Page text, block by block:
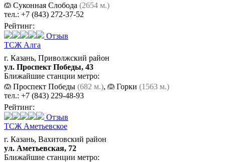
Суконная Слобода (2654 м.)
тел.: +7 (843) 272-37-52
Рейтинг:
Отзыв
ТСЖ Алга
г. Казань, Приволжский район
ул. Проспект Победы, 43
Ближайшие станции метро:
Проспект Победы (682 м.), Горки (1563 м.)
тел.: +7 (843) 229-48-93
Рейтинг:
Отзыв
ТСЖ Аметьевское
г. Казань, Вахитовский район
ул. Аметьевская, 72
Ближайшие станции метро: